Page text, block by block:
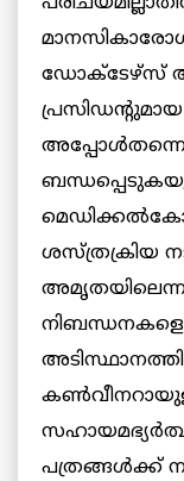
ഡോക്‌ടേഴ്‌സ്
ശസ്ത്രക്രിയ
കണ്‍വീനറായുള്ള
പത്രങ്ങള്‍ക്ക്